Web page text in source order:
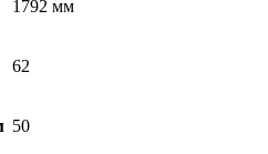
1792 мм
62
50